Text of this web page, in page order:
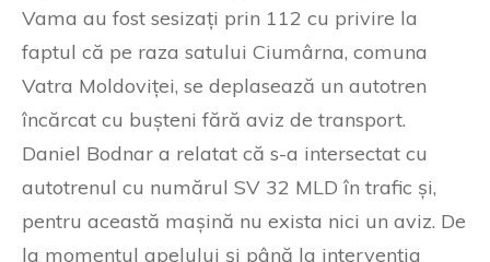
Vama au fost sesizați prin 112 cu privire la
faptul că pe raza satului Ciumârna, comuna
Vatra Moldoviței, se deplasează un autotren
încărcat cu bușteni fără aviz de transport.
Daniel Bodnar a relatat că s-a intersectat cu
autotrenul cu numărul SV 32 MLD în trafic și,
pentru această mașină nu exista nici un aviz. De
la momentul apelului și până la intervenția